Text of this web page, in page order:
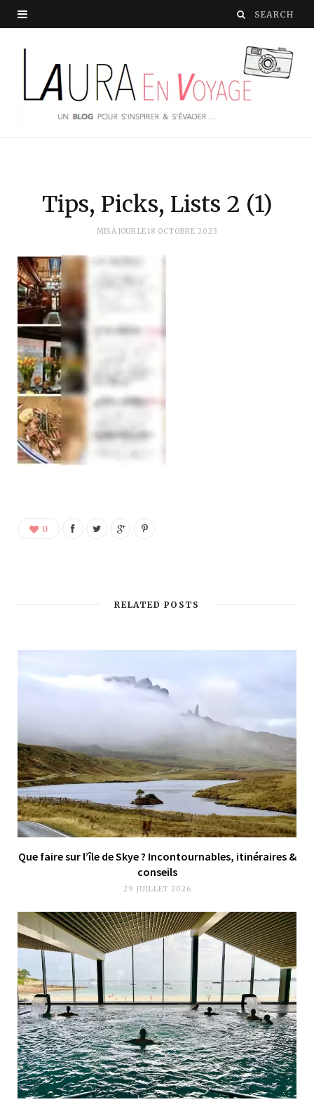
Tips, Picks, Lists 2 (1)
MIS À JOUR LE18 OCTOBRE 2023
0
RELATED POSTS
Que faire sur l’île de Skye ? Incontournables, itinéraires &
conseils
29 JUILLET 2026